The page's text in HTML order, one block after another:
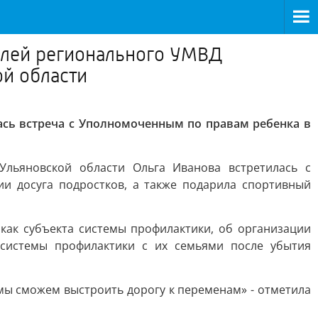
регионального УМВД
области
встреча с Уполномоченным по правам ребенка в
области Ольга Иванова встретилась с
досуга подростков, а также подарила спортивный
субъекта системы профилактики, об организации
профилактики с их семьями после убытия
сможем выстроить дорогу к переменам» - отметила